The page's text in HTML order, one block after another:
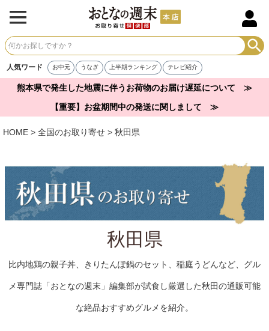
人気ワード お中元 うなぎ 上半期ランキング テレビ紹介
熊本県で発生した地震に伴うお荷物のお届け遅延について ≫
【重要】お盆期間中の発送に関しまして ≫
HOME 全国のお取り寄せ 秋田県
秋田県
比内地鶏の親子丼、きりたんぽ鍋のセット、稲庭うどんなど、グル
メ専門誌「おとなの週末」編集部が試食し厳選した秋田の通販可能
な絶品おすすめグルメを紹介。